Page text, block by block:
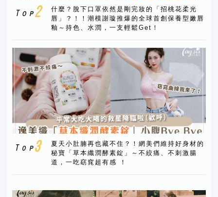
什麼？脫下口罩依然是剛完妝的「招桃花柔光
唇」？！！潮模謝璇推爆的全球首創保養型嫩唇
釉～持色、水潤，一支輕鬆Get！
夏天小肚腩再也藏不住？！網美們維持好身材的
秘寶「草本纖潤酵素錠」～不絞痛、不刺激腸
道，一吃窈窕超有感 ！